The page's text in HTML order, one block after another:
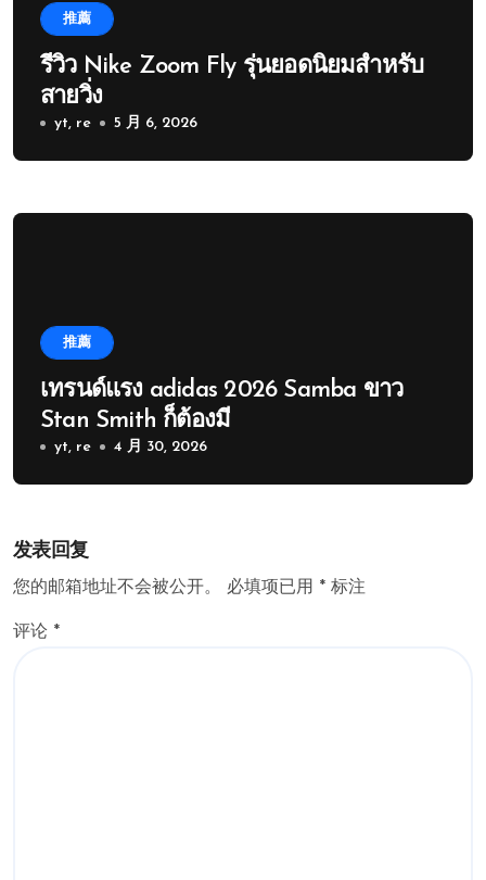
推薦
รีวิว Nike Zoom Fly รุ่นยอดนิยมสำหรับ
สายวิ่ง
yt, re 5 月 6, 2026
推薦
เทรนด์แรง adidas 2026 Samba ขาว
Stan Smith ก็ต้องมี
yt, re 4 月 30, 2026
发表回复
您的邮箱地址不会被公开。 必填项已用 * 标注
评论 *